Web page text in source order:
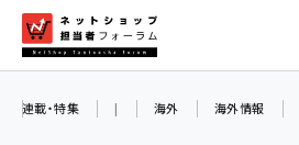
ン
ネットショップ担
連載・特集 | 海外 海外情報